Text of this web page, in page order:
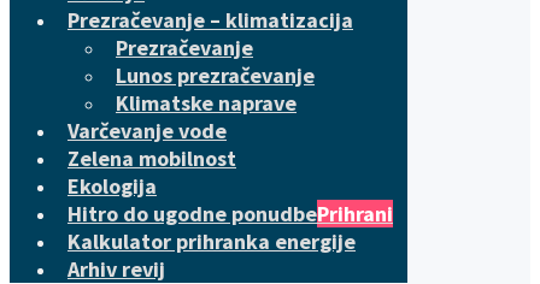
Prezračevanje – klimatizacija
Prezračevanje
Lunos prezračevanje
Klimatske naprave
Varčevanje vode
Zelena mobilnost
Ekologija
Hitro do ugodne ponudbePrihrani
Kalkulator prihranka energije
Arhiv revij